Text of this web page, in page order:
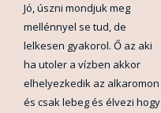
Jó, úszni mondjuk meg
mellénnyel se tud, de
lelkesen gyakorol. Ő az aki
ha utoler a vízben akkor
elhelyezkedik az alkaromon
és csak lebeg és élvezi hogy